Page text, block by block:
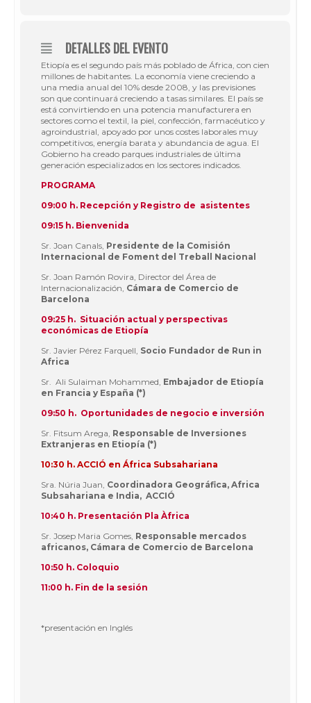
DETALLES DEL EVENTO
Etiopía es el segundo país más poblado de África, con cien
millones de habitantes. La economía viene creciendo a
una media anual del 10% desde 2008, y las previsiones
son que continuará creciendo a tasas similares. El país se
está convirtiendo en una potencia manufacturera en
sectores como el textil, la piel, confección, farmacéutico y
agroindustrial, apoyado por unos costes laborales muy
competitivos, energía barata y abundancia de agua. El
Gobierno ha creado parques industriales de última
generación especializados en los sectores indicados.
PROGRAMA
09:00 h. Recepción y Registro de asistentes
09:15 h. Bienvenida
Sr. Joan Canals, Presidente de la Comisión
Internacional de Foment del Treball Nacional
Sr. Joan Ramón Rovira, Director del Área de
Internacionalización, Cámara de Comercio de
Barcelona
09:25 h. Situación actual y perspectivas
económicas de Etiopía
Sr. Javier Pérez Farquell, Socio Fundador de Run in
Africa
Sr. Ali Sulaiman Mohammed, Embajador de Etiopía
en Francia y España (*)
09:50 h. Oportunidades de negocio e inversión
Sr. Fitsum Arega, Responsable de Inversiones
Extranjeras en Etiopía (*)
10:30 h. ACCIÓ en África Subsahariana
Sra. Núria Juan, Coordinadora Geográfica, Africa
Subsahariana e India, ACCIÓ
10:40 h. Presentación Pla Àfrica
Sr. Josep Maria Gomes, Responsable mercados
africanos, Cámara de Comercio de Barcelona
10:50 h. Coloquio
11:00 h. Fin de la sesión
*presentación en Inglés